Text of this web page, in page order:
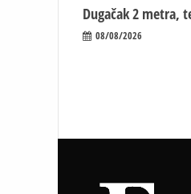
Dugačak 2 metra,
08/08/2026